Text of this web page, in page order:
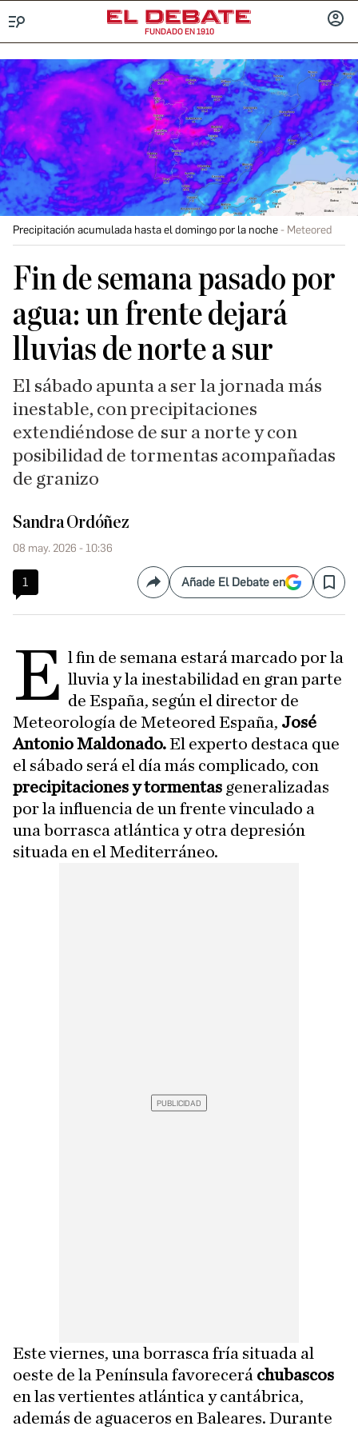
FUNDADO EN 1910
Precipitación acumulada hasta el domingo por la noche Meteored
Fin de semana pasado por
agua: un frente dejará
lluvias de norte a sur
El sábado apunta a ser la jornada más
inestable, con precipitaciones
extendiéndose de sur a norte y con
posibilidad de tormentas acompañadas
de granizo
Sandra Ordóñez
08 may. 2026 - 10:36
1 CompartirAñade El Debate en Save
E l fin de semana estará marcado por la
lluvia y la inestabilidad en gran parte
de España, según el director de
Meteorología de Meteored España, José
Antonio Maldonado.El experto destaca que
el sábado será el día más complicado, con
precipitaciones y tormentas generalizadas
por la influencia de un frente vinculado a
una borrasca atlántica y otra depresión
situada en el Mediterráneo.
Este viernes, una borrasca fría situada al
oeste de la Península favorecerá chubascos
en las vertientes atlántica y cantábrica,
además de aguaceros en Baleares. Durante